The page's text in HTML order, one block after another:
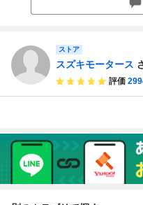
ストア
スズキモータース
評価